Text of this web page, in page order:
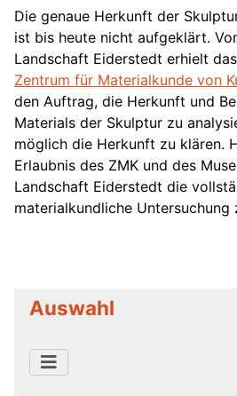
Die genaue Herkunft der
ist bis heute nicht aufgeklärt.
Landschaft Eiderstedt erhielt
Zentrum für Materialkunde von
den Auftrag, die Herkunft und
Materials der Skulptur zu
möglich die Herkunft zu klären.
Erlaubnis des ZMK und des
Landschaft Eiderstedt die
materialkundliche Untersuchung
Auswahl